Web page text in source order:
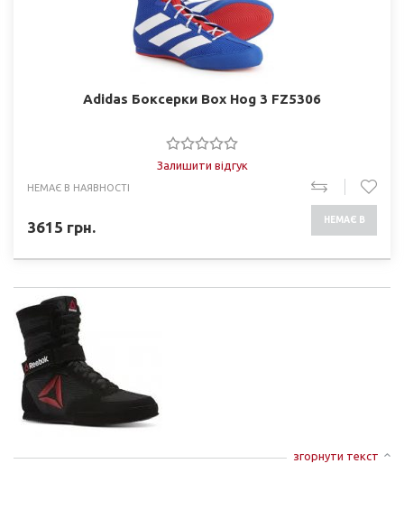
Adidas Боксерки Box Hog 3 FZ5306
Залишити відгук
НЕМАЄ В НАЯВНОСТІ
3615 грн. НЕМАЄ В
згорнути текст